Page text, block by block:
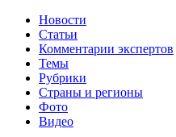
Новости
Статьи
Комментарии экспертов
Темы
Рубрики
Страны и регионы
Фото
Видео